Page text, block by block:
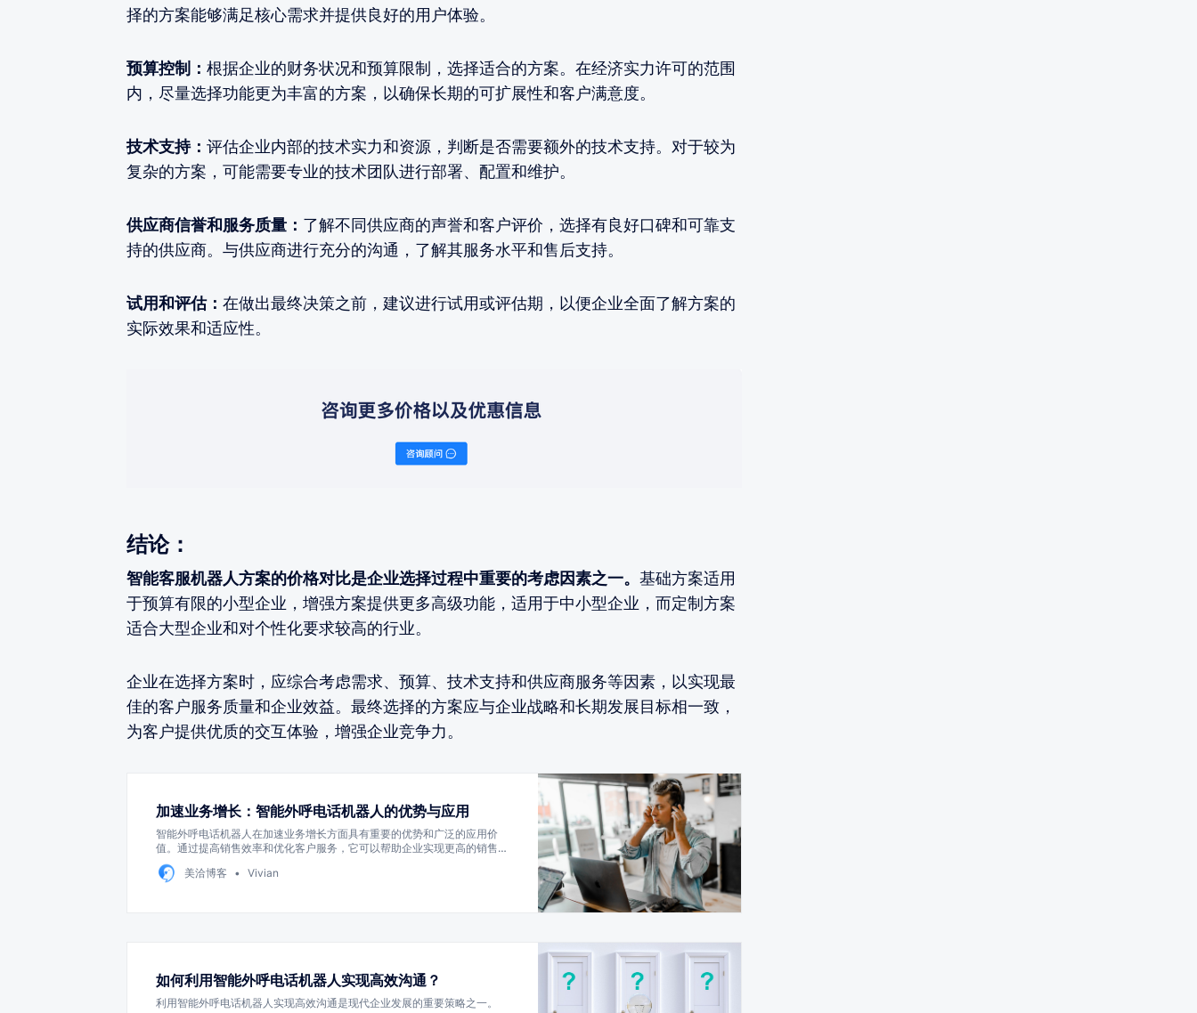
择的方案能够满足核心需求并提供良好的用户体验。
预算控制： 根据企业的财务状况和预算限制，选择适合的方案。在经济实力许可的范围
内，尽量选择功能更为丰富的方案，以确保长期的可扩展性和客户满意度。
技术支持： 评估企业内部的技术实力和资源，判断是否需要额外的技术支持。对于较为
复杂的方案，可能需要专业的技术团队进行部署、配置和维护。
供应商信誉和服务质量： 了解不同供应商的声誉和客户评价，选择有良好口碑和可靠支
持的供应商。与供应商进行充分的沟通，了解其服务水平和售后支持。
试用和评估： 在做出最终决策之前，建议进行试用或评估期，以便企业全面了解方案的
实际效果和适应性。
结论：
智能客服机器人方案的价格对比是企业选择过程中重要的考虑因素之一。 基础方案适用
于预算有限的小型企业，增强方案提供更多高级功能，适用于中小型企业，而定制方案
适合大型企业和对个性化要求较高的行业。
企业在选择方案时，应综合考虑需求、预算、技术支持和供应商服务等因素，以实现最
佳的客户服务质量和企业效益。最终选择的方案应与企业战略和长期发展目标相一致，
为客户提供优质的交互体验，增强企业竞争力。
加速业务增长：智能外呼电话机器人的优势与应用
智能外呼电话机器人在加速业务增长方面具有重要的优势和广泛的应用价
值。通过提高销售效率和优化客户服务，它可以帮助企业实现更高的销售转
化率和客户满意度。
美洽博客
Vivian
如何利用智能外呼电话机器人实现高效沟通？
利用智能外呼电话机器人实现高效沟通是现代企业发展的重要策略之一。